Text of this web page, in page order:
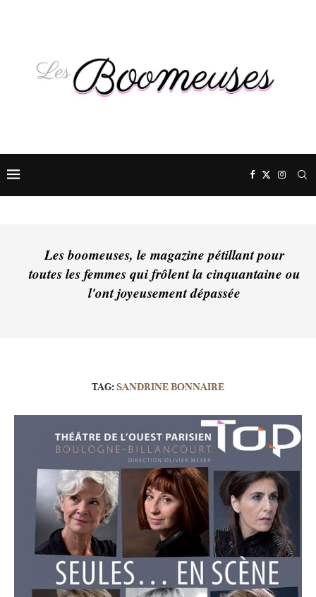
Les boomeuses, le magazine pétillant pour
toutes les femmes qui frôlent la cinquantaine ou
l'ont joyeusement dépassée
TAG:SANDRINE BONNAIRE